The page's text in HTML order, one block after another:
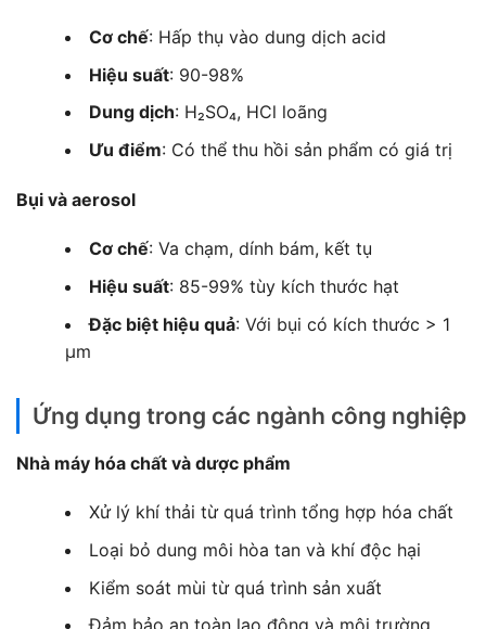
Cơ chế: Hấp thụ vào dung dịch acid
Hiệu suất: 90-98%
Dung dịch: H₂SO₄, HCl loãng
Ưu điểm: Có thể thu hồi sản phẩm có giá trị
Bụi và aerosol
Cơ chế: Va chạm, dính bám, kết tụ
Hiệu suất: 85-99% tùy kích thước hạt
Đặc biệt hiệu quả: Với bụi có kích thước > 1
μm
Ứng dụng trong các ngành công nghiệp
Nhà máy hóa chất và dược phẩm
Xử lý khí thải từ quá trình tổng hợp hóa chất
Loại bỏ dung môi hòa tan và khí độc hại
Kiểm soát mùi từ quá trình sản xuất